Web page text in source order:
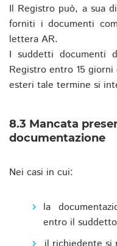
Il Registro può, a sua
forniti i documenti
lettera AR.
I suddetti documenti
Registro entro 15
esteri tale termine si
8.3 Mancata
documentazione
Nei casi in cui:
la
entro il